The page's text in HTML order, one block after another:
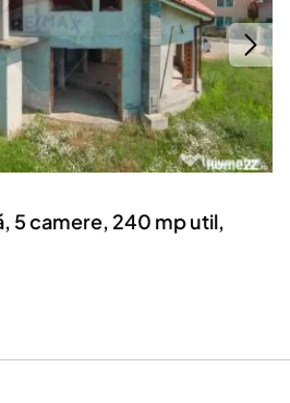
profesionale
5 camere, 240 mp util,